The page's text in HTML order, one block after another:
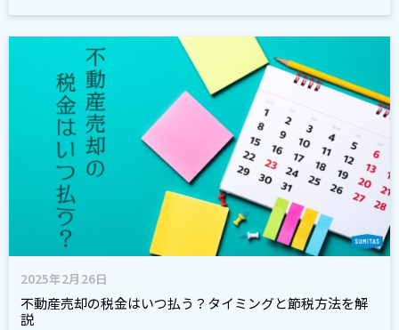
2025年2月26日
不動産売却の税金はいつ払う？タイミングと節税方法を解
説